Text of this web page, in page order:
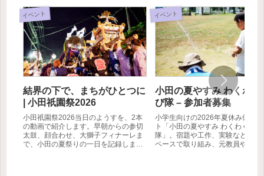
イベント
結界の下で、まちがひとつに
| 小田祇園祭2026
小田祇園祭2026当日のようすを、2本
の動画で紹介します。早朝からの参切
太鼓、顔合わせ、大獅子フィナーレま
で、小田の夏祭りの一日を記録しまし
イベント
小田の夏やすみ わくわく
び隊 – 参加者募集
小学生向けの2026年夏休み体験
ト「小田の夏やすみ わくわく学び
隊」。宿題や工作、実験などに自
ペースで取り組み、元教員や筑波